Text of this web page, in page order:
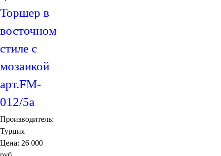
Торшер в
восточном
стиле с
мозаикой
арт.FM-
012/5а
Производитель:
Турция
Цена: 26 000